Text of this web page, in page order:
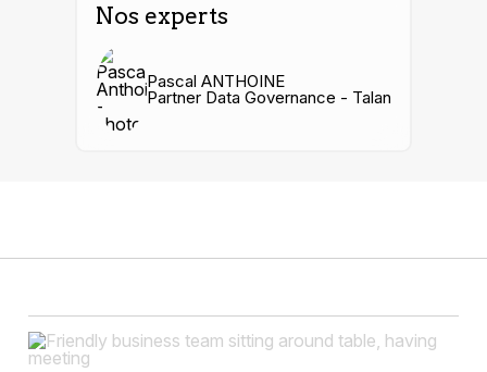
Nos experts
Pascal ANTHOINE
Partner Data Governance - Talan